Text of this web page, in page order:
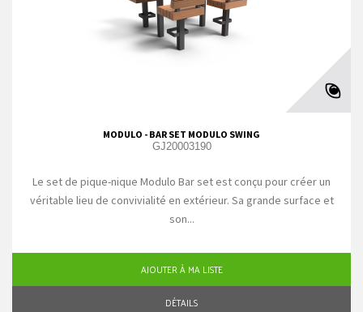
MODULO - BAR SET MODULO SWING
GJ20003190
Le set de pique-nique Modulo Bar set est conçu pour créer un
véritable lieu de convivialité en extérieur. Sa grande surface et
son...
AJOUTER À MA LISTE
DÉTAILS